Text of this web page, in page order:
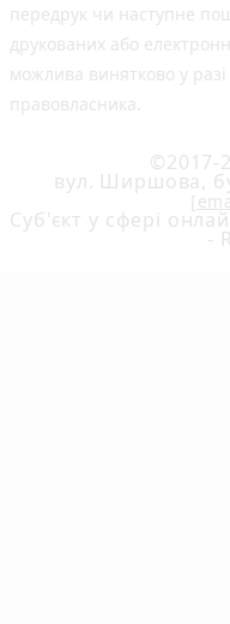
передрук чи наступне
друкованих або
можлива винятково у
правовласника.
©2017-
вул. Ширшова,
Cуб'єкт у сфері
-